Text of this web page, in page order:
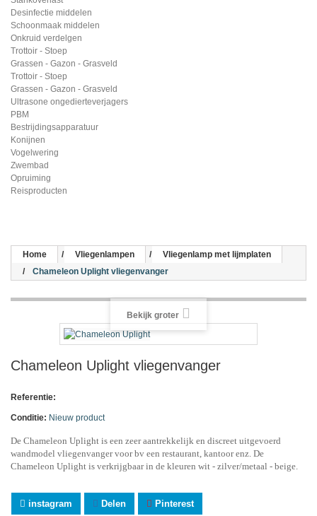
Desinfectie middelen
Schoonmaak middelen
Onkruid verdelgen
Trottoir - Stoep
Grassen - Gazon - Grasveld
Trottoir - Stoep
Grassen - Gazon - Grasveld
Ultrasone ongedierteverjagers
PBM
Bestrijdingsapparatuur
Konijnen
Vogelwering
Zwembad
Opruiming
Reisproducten
Home Vliegenlampen
Vliegenlamp met lijmplaten
Chameleon Uplight vliegenvanger
Bekijk groter
Chameleon Uplight vliegenvanger
Referentie:
Conditie: Nieuw product
De Chameleon Uplight is een zeer aantrekkelijk en discreet uitgevoerd
wandmodel vliegenvanger voor bv een restaurant, kantoor enz. De
Chameleon Uplight is verkrijgbaar in de kleuren wit - zilver/metaal - beige.
instagram Delen Pinterest